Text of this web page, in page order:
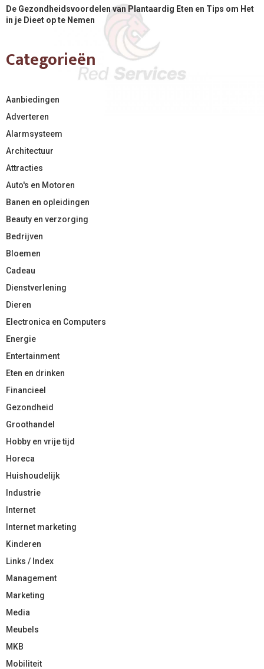
De Gezondheidsvoordelen van Plantaardig Eten en Tips om Het
in je Dieet op te Nemen
Categorieën
Aanbiedingen
Adverteren
Alarmsysteem
Architectuur
Attracties
Auto's en Motoren
Banen en opleidingen
Beauty en verzorging
Bedrijven
Bloemen
Cadeau
Dienstverlening
Dieren
Electronica en Computers
Energie
Entertainment
Eten en drinken
Financieel
Gezondheid
Groothandel
Hobby en vrije tijd
Horeca
Huishoudelijk
Industrie
Internet
Internet marketing
Kinderen
Links / Index
Management
Marketing
Media
Meubels
MKB
Mobiliteit